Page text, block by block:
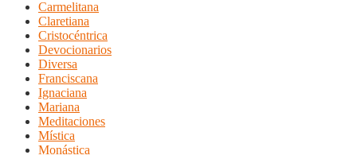
Carmelitana
Claretiana
Cristocéntrica
Devocionarios
Diversa
Franciscana
Ignaciana
Mariana
Meditaciones
Mística
Monástica